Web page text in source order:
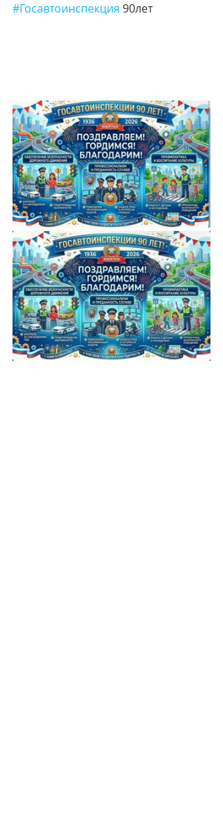
#Госавтоинспекция 90лет